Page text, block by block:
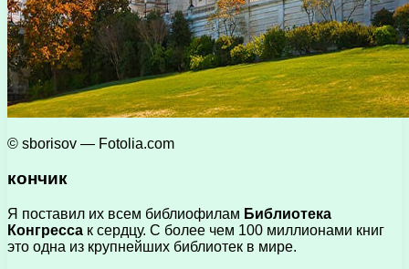
© sborisov — Fotolia.com
кончик
Я поставил их всем библиофилам Библиотека
Конгресса к сердцу. С более чем 100 миллионами книг
это одна из крупнейших библиотек в мире.